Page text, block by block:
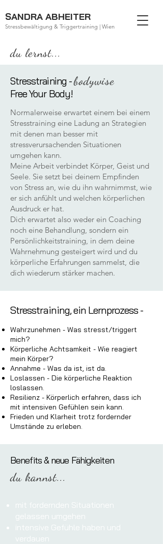
SANDRA ABHEITER
Stressbewältigung & Triggertraining | Wien
du lernst...
Stresstraining -bodywise
Free Your Body!
Normalerweise erwartet einem bei einem
Stresstraining eine Ladung an Strategien
mit denen man besser mit
stressverursachenden Situationen
umgehen kann.
Meine Arbeit verbindet Körper, Geist und
Seele. Sie setzt bei deinem Empfinden
von Stress an, wie du ihn wahrnimmst, wie
er sich anfühlt und welchen körperlichen
Ausdruck er hat.
Dich erwartet also weder ein Coaching
noch eine Behandlung, sondern ein
Persönlichkeitstraining, in dem deine
Wahrnehmung gesteigert wird und du
körperliche Erfahrungen sammelst, die
dich wiederum stärker machen.
Stresstraining, ein Lernprozess -
​Wahrzunehmen - Was stresst/triggert
mich?
Körperliche Achtsamkeit - Wie reagiert
mein Körper?
Annahme - Was da ist, ist da.
Loslassen - Die körperliche Reaktion
loslassen.
Resilienz - Körperlich erfahren, dass ich
mit intensiven Gefühlen sein kann.
Frieden und Klarheit trotz fordernder
Umstände zu erleben.
Benefits & neue Fähigkeiten
du kannst...
mit fordernden Situationen
gelassen umgehen
intensive Gefühle haben und
verdauen